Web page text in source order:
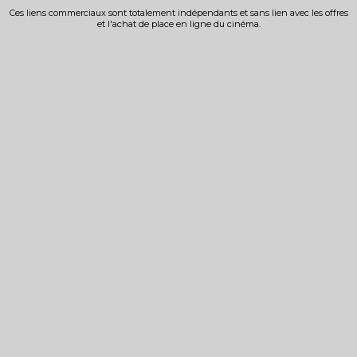
Ces liens commerciaux sont totalement indépendants et sans lien avec les offres
et l'achat de place en ligne du cinéma.